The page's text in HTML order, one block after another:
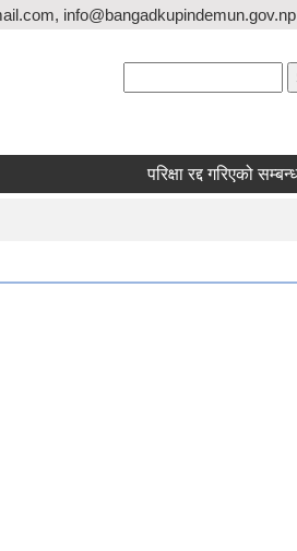
info@bangadkupindemun.gov.np
परिक्षा रद्द गरिएको सम्बन्धमा।